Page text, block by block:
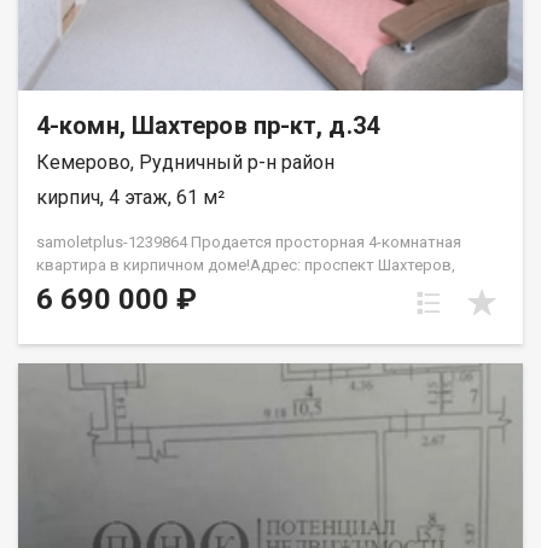
4-комн, Шахтеров пр-кт, д.34
Кемерово, Рудничный р-н район
кирпич, 4 этаж, 61 м²
samoletplus-1239864 Продается просторная 4-комнатная
квартира в кирпичном доме!Адрес: проспект Шахтеров,
34Предлагаем вашему вниманию светлую и уютную 4-
комнатную квартиру площадью 61 кв. м, расположенную в
квартиры:• Свежий ремонт: квартира готова к заселению,
вам не нужно беспокоиться о ремонте!• Обновленный
подъезд: что говорит о хорошей работе УК.• Современные
коммуникации: полностью заменена электропроводка и
установлены окна с защитой от детей, что обеспечивает
безопасность и комфорт.• Большой застекленный балкон:
6 690 000 ₽